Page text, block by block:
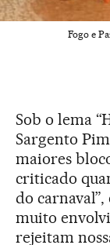
Fogo e
Sob o lema
Sargento
maiores
criticado
do carnaval”,
muito
rejeitam